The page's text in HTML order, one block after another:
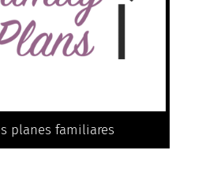
planes familiares